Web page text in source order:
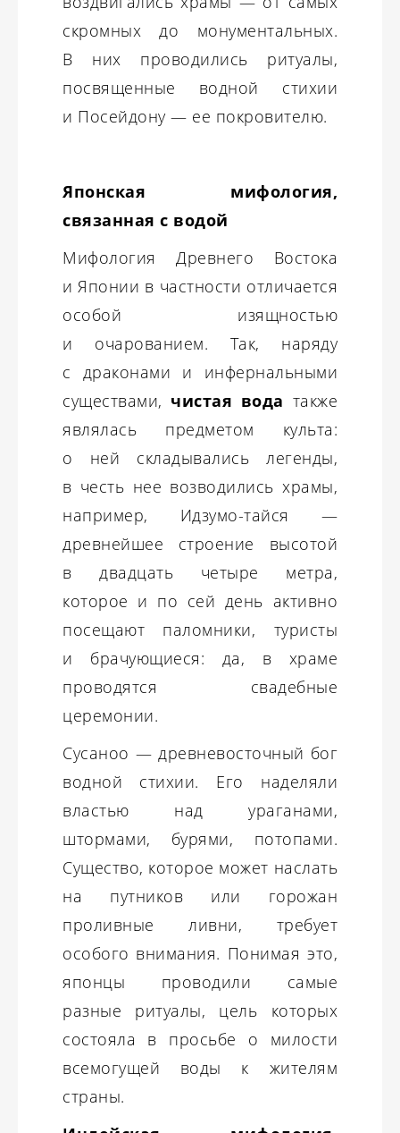
скромных до монументальных.
В них проводились ритуалы,
посвященные водной стихии
и Посейдону — ее покровителю.
Японская мифология,
связанная с водой
Мифология Древнего Востока
и Японии в частности отличается
особой изящностью
и очарованием. Так, наряду
с драконами и инфернальными
существами, чистая вода также
являлась предметом культа:
о ней складывались легенды,
в честь нее возводились храмы,
например, Идзумо-тайся —
древнейшее строение высотой
в двадцать четыре метра,
которое и по сей день активно
посещают паломники, туристы
и брачующиеся: да, в храме
проводятся свадебные
церемонии.
Сусаноо — древневосточный бог
водной стихии. Его наделяли
властью над ураганами,
штормами, бурями, потопами.
Существо, которое может наслать
на путников или горожан
проливные ливни, требует
особого внимания. Понимая это,
японцы проводили самые
разные ритуалы, цель которых
состояла в просьбе о милости
всемогущей воды к жителям
страны.